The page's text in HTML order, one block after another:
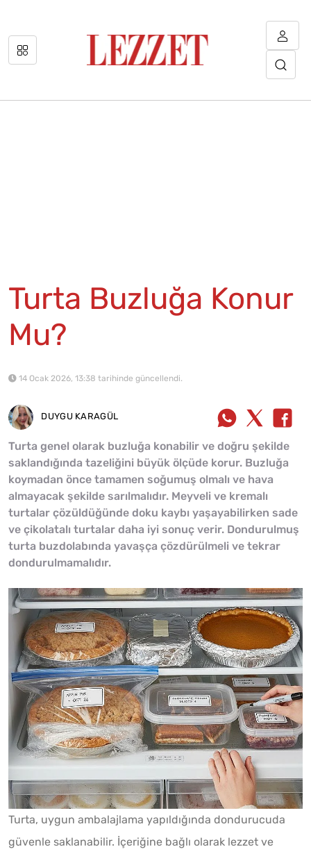
Turta Buzluğa Konur
Mu?
14 Ocak 2026, 13:38 tarihinde güncellendi.
DUYGU KARAGÜL
Turta genel olarak buzluğa konabilir ve doğru şekilde
saklandığında tazeliğini büyük ölçüde korur. Buzluğa
koymadan önce tamamen soğumuş olmalı ve hava
almayacak şekilde sarılmalıdır. Meyveli ve kremalı
turtalar çözüldüğünde doku kaybı yaşayabilirken sade
ve çikolatalı turtalar daha iyi sonuç verir. Dondurulmuş
turta buzdolabında yavaşça çözdürülmeli ve tekrar
dondurulmamalıdır.
Turta, uygun ambalajlama yapıldığında dondurucuda
güvenle saklanabilir. İçeriğine bağlı olarak lezzet ve